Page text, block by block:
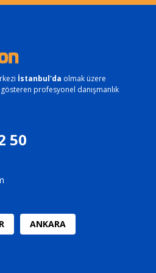
İstanbul'da olmak üzere
profesyonel danışmanlık
50
ANKARA